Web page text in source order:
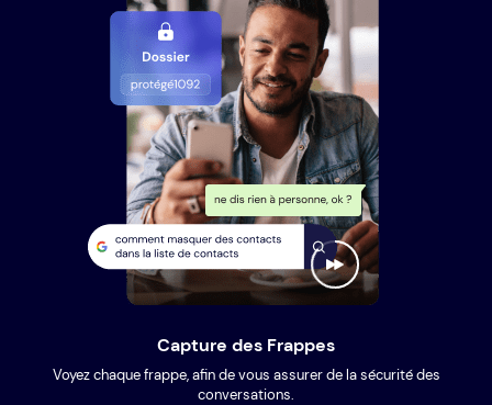
Capture des Frappes
Voyez chaque frappe, afin de vous assurer de la sécurité des
conversations.